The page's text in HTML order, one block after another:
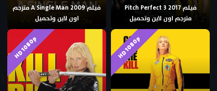
فيلم Pitch Perfect 3 2017
مترجم اون لاين وتحميل
فيلم A Single Man 2009 مترجم
اون لاين وتحميل
HD 1080p
HD 1080p